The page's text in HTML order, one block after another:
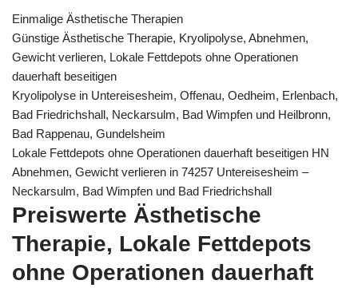
Einmalige Ästhetische Therapien
Günstige Ästhetische Therapie, Kryolipolyse, Abnehmen,
Gewicht verlieren, Lokale Fettdepots ohne Operationen
dauerhaft beseitigen
Kryolipolyse in Untereisesheim, Offenau, Oedheim, Erlenbach,
Bad Friedrichshall, Neckarsulm, Bad Wimpfen und Heilbronn,
Bad Rappenau, Gundelsheim
Lokale Fettdepots ohne Operationen dauerhaft beseitigen HN
Abnehmen, Gewicht verlieren in 74257 Untereisesheim –
Neckarsulm, Bad Wimpfen und Bad Friedrichshall
Preiswerte Ästhetische
Therapie, Lokale Fettdepots
ohne Operationen dauerhaft